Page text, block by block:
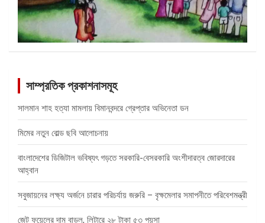
সাম্প্রতিক প্রকাশনাসমূহ
সালমান শাহ হত্যা মামলায় বিমানবন্দরে গ্রেপ্তার অভিনেতা ডন
মিমের নতুন বোল্ড ছবি আলোচনায়
বাংলাদেশের ডিজিটাল ভবিষ্যৎ গড়তে সরকারি-বেসরকারি অংশীদারত্ব জোরদারের
আহ্বান
সবুজায়নের লক্ষ্য অর্জনে চারার পরিচর্যায় জরুরি – বৃক্ষমেলার সমাপনীতে পরিবেশমন্ত্রী
জেট ফুয়েলের দাম বাড়ল, লিটারে ২৮ টাকা ৫৩ পয়সা